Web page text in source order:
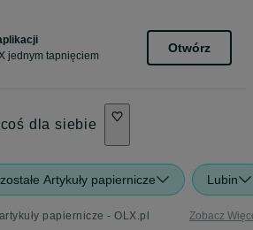
jednym tapnięciem
Otwórz
dla siebie
Artykuły papiernicze Lubin
papiernicze - OLX.pl Zobacz